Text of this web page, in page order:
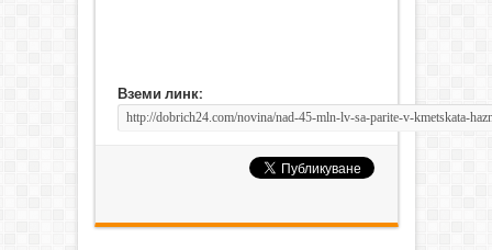
Вземи линк: